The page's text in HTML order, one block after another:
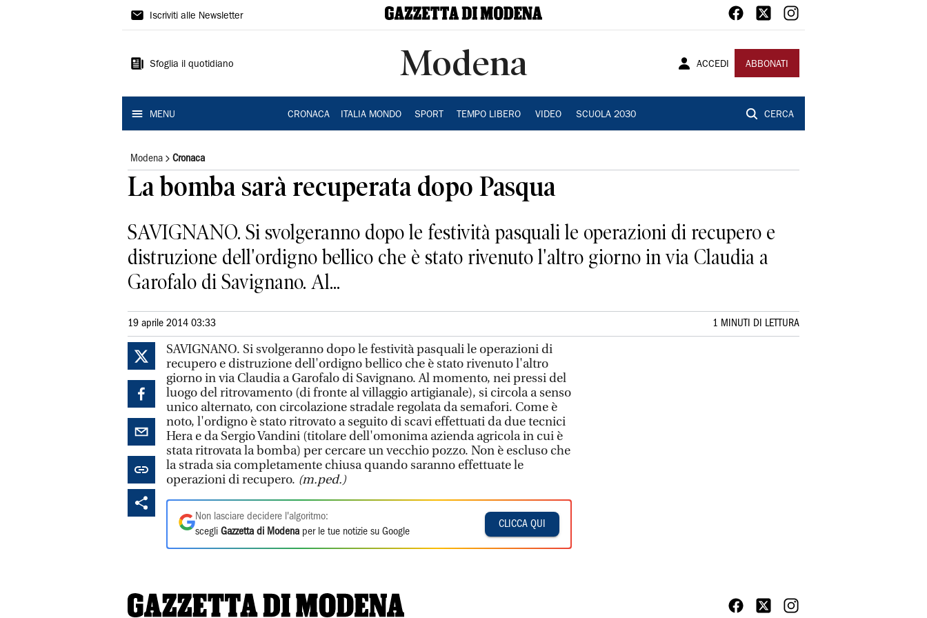
Gazzetta
Modena
Iscriviti alle Newsletter
Sfoglia il quotidiano Modena ACCEDI ABBONATI
MENU CRONACA ITALIA MONDO SPORT TEMPO LIBERO VIDEO SCUOLA 2030 CERCA
Modena Cronaca
La bomba sarà recuperata dopo Pasqua
SAVIGNANO. Si svolgeranno dopo le festività pasquali le operazioni di recupero e
distruzione dell'ordigno bellico che è stato rivenuto l'altro giorno in via Claudia a
Garofalo di Savignano. Al...
19 aprile 2014 03:33 1 MINUTI DI LETTURA
SAVIGNANO. Si svolgeranno dopo le festività pasquali le operazioni di
recupero e distruzione dell'ordigno bellico che è stato rivenuto l'altro
giorno in via Claudia a Garofalo di Savignano. Al momento, nei pressi del
luogo del ritrovamento (di fronte al villaggio artigianale), si circola a senso
unico alternato, con circolazione stradale regolata da semafori. Come è
noto, l'ordigno è stato ritrovato a seguito di scavi effettuati da due tecnici
Hera e da Sergio Vandini (titolare dell'omonima azienda agricola in cui è
stata ritrovata la bomba) per cercare un vecchio pozzo. Non è escluso che
la strada sia completamente chiusa quando saranno effettuate le
operazioni di recupero. (m.ped.)
Non lasciare decidere l'algoritmo:
scegli Gazzetta di Modena per le tue notizie su Google
CLICCA QUI